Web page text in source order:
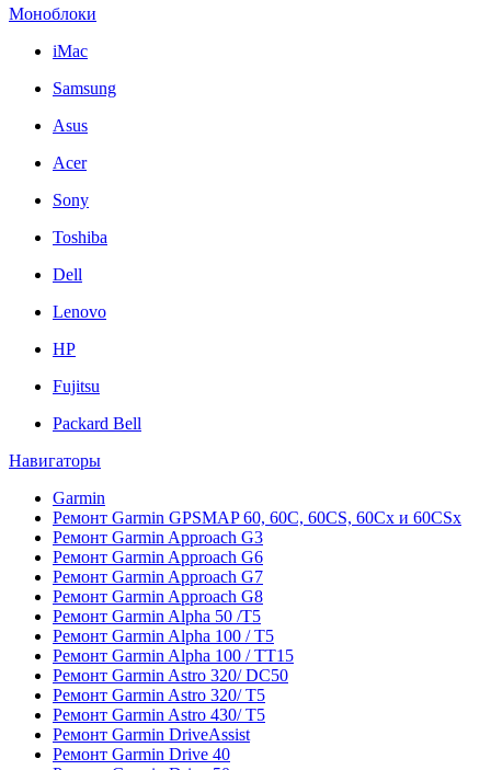
Моноблоки
iMac
Samsung
Asus
Acer
Sony
Toshiba
Dell
Lenovo
HP
Fujitsu
Packard Bell
Навигаторы
Garmin
Ремонт Garmin GPSMAP 60, 60C, 60CS, 60Cx и 60CSx
Ремонт Garmin Approach G3
Ремонт Garmin Approach G6
Ремонт Garmin Approach G7
Ремонт Garmin Approach G8
Ремонт Garmin Alpha 50 /T5
Ремонт Garmin Alpha 100 / T5
Ремонт Garmin Alpha 100 / TT15
Ремонт Garmin Astro 320/ DC50
Ремонт Garmin Astro 320/ T5
Ремонт Garmin Astro 430/ T5
Ремонт Garmin DriveAssist
Ремонт Garmin Drive 40